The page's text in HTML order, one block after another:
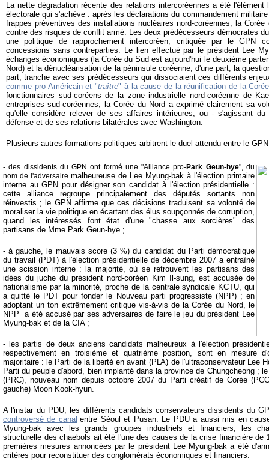
La nette dégradation récente des relations intercoréennes a été
électorale qui s'achève : après les déclarations du commandement
frappes préventives des installations nucléaires nord-coréennes, la
contre des risques de conflit armé. Les deux prédécesseurs démocrates
une politique de rapprochement intercoréen, critiquée par le GPN
concessions sans contreparties. Le lien effectué par le président Lee
échanges économiques (la Corée du Sud est aujourd'hui le deuxième
Nord) et la dénucléarisation de la péninsule coréenne, d'une part, la
part, tranche avec ses prédécesseurs qui dissociaient ces différents
comme pro-Américain et "traître" à la cause de la réunification de la Corée
fonctionnaires sud-coréens de la zone industrielle nord-coréenne de
entreprises sud-coréennes, la Corée du Nord a exprimé clairement sa
qu'elle considère relever de ses affaires intérieures, ou - s'agissant
défense et de ses relations bilatérales avec Washington.
Plusieurs autres formations politiques arbitrent le duel attendu entre le
- des dissidents du GPN ont formé une "Alliance pro-Park Geun-hye", du
nom de l'adversaire malheureuse de Lee Myung-bak à l'élection primaire
interne au GPN pour désigner son candidat à l'élection présidentielle :
cette alliance regroupe principalement des députés sortants non
réinvestis ; le GPN affirme que ces décisions traduisent sa volonté de
moraliser la vie politique en écartant des élus soupçonnés de corruption,
quand les intéressés font état d'une "chasse aux sorcières" des
partisans de Mme Park Geun-hye ;
- à gauche, le mauvais score (3 %) du candidat du Parti démocratique
du travail (PDT) à l'élection présidentielle de décembre 2007 a entraîné
une scission interne : la majorité, où se retrouvent les partisans des
idées du juche du président nord-coréen Kim Il-sung, est accusée de
nationalisme par la minorité, proche de la centrale syndicale KCTU, qui
a quitté le PDT pour fonder le Nouveau parti progressiste (NPP) ; en
adoptant un ton extrêmement critique vis-à-vis de la Corée du Nord, le
NPP a été accusé par ses adversaires de faire le jeu du président Lee
Myung-bak et de la CIA ;
- les partis de deux anciens candidats malheureux à l'élection
respectivement en troisième et quatrième position, sont en mesure
majoritaire : le Parti de la liberté en avant (PLA) de l'ultraconservateur Lee
Parti du peuple d'abord, bien implanté dans la province de Chungcheong ;
(PRC), nouveau nom depuis octobre 2007 du Parti créatif de Corée
gauche) Moon Kook-hyun.
A l'instar du PDU, les différents candidats conservateurs dissidents du
controversé de canal entre Séoul et Pusan. Le PDU a aussi mis en
Myung-bak avec les grands groupes industriels et financiers, les
structurelle des chaebols ait été l'une des causes de la crise financière de
premières mesures annoncées par le président Lee Myung-bak a été
critères pour reconstituer des conglomérats économiques et financiers.